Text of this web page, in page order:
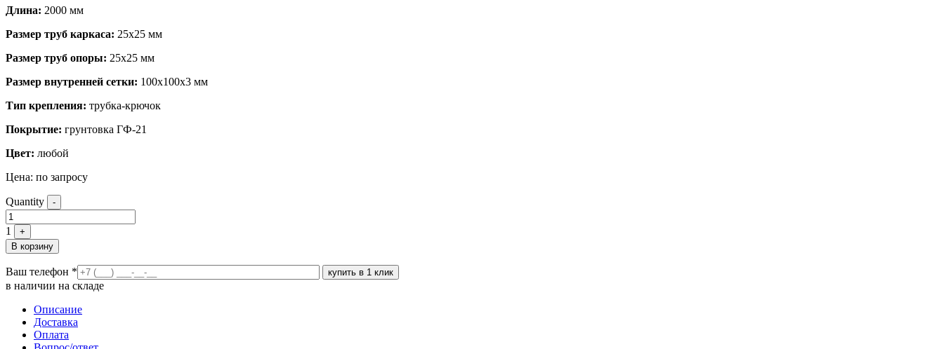
Длина: 2000 мм
Размер труб каркаса: 25х25 мм
Размер труб опоры: 25х25 мм
Размер внутренней сетки: 100х100х3 мм
Тип крепления: трубка-крючок
Покрытие: грунтовка ГФ-21
Цвет: любой
Цена: по запросу
Quantity -
1
+
В корзину
Ваш телефон *
в наличии на складе
Описание
Доставка
Оплата